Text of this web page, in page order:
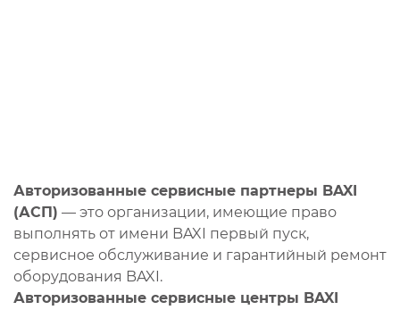
Авторизованные сервисные партнеры BAXI
(АСП) — это организации, имеющие право
выполнять от имени BAXI первый пуск,
сервисное обслуживание и гарантийный ремонт
оборудования BAXI.
Авторизованные сервисные центры BAXI